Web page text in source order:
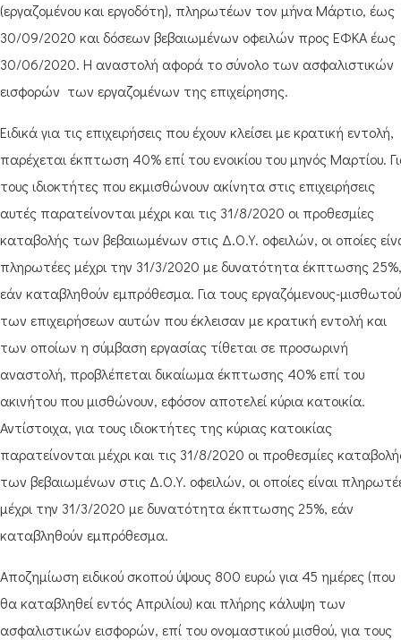
(εργαζομένου και εργοδότη), πληρωτέων τον μήνα Μάρτιο, έως
30/09/2020 και δόσεων βεβαιωμένων οφειλών προς ΕΦΚΑ έως
30/06/2020. Η αναστολή αφορά το σύνολο των ασφαλιστικών
εισφορών των εργαζομένων της επιχείρησης.
Ειδικά για τις επιχειρήσεις που έχουν κλείσει με κρατική εντολή,
παρέχεται έκπτωση 40% επί του ενοικίου του μηνός Μαρτίου.
τους ιδιοκτήτες που εκμισθώνουν ακίνητα στις επιχειρήσεις
αυτές παρατείνονται μέχρι και τις 31/8/2020 οι προθεσμίες
καταβολής των βεβαιωμένων στις Δ.Ο.Υ. οφειλών, οι οποίες
πληρωτέες μέχρι την 31/3/2020 με δυνατότητα έκπτωσης 25%,
εάν καταβληθούν εμπρόθεσμα. Για τους εργαζόμενους-
των επιχειρήσεων αυτών που έκλεισαν με κρατική εντολή και
των οποίων η σύμβαση εργασίας τίθεται σε προσωρινή
αναστολή, προβλέπεται δικαίωμα έκπτωσης 40% επί του
ακινήτου που μισθώνουν, εφόσον αποτελεί κύρια κατοικία.
Αντίστοιχα, για τους ιδιοκτήτες της κύριας κατοικίας
παρατείνονται μέχρι και τις 31/8/2020 οι προθεσμίες
των βεβαιωμένων στις Δ.Ο.Υ. οφειλών, οι οποίες είναι
μέχρι την 31/3/2020 με δυνατότητα έκπτωσης 25%, εάν
καταβληθούν εμπρόθεσμα.
Αποζημίωση ειδικού σκοπού ύψους 800 ευρώ για 45 ημέρες (που
θα καταβληθεί εντός Απριλίου) και πλήρης κάλυψη των
ασφαλιστικών εισφορών, επί του ονομαστικού μισθού, για τους